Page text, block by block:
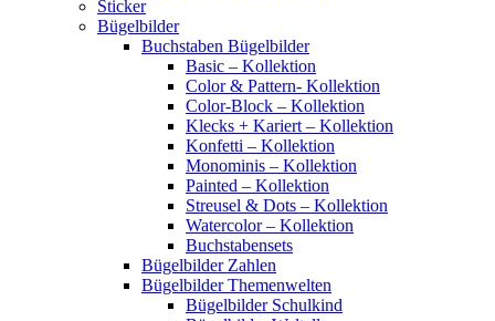
Sticker
Bügelbilder
Buchstaben Bügelbilder
Basic – Kollektion
Color & Pattern- Kollektion
Color-Block – Kollektion
Klecks + Kariert – Kollektion
Konfetti – Kollektion
Monominis – Kollektion
Painted – Kollektion
Streusel & Dots – Kollektion
Watercolor – Kollektion
Buchstabensets
Bügelbilder Zahlen
Bügelbilder Themenwelten
Bügelbilder Schulkind